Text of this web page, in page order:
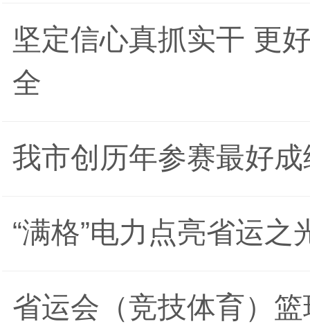
坚定信心真抓实干 更
全
我市创历年参赛最好成
“满格”电力点亮省运之
省运会（竞技体育）